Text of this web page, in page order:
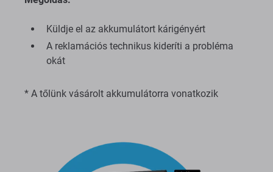
Küldje el az akkumulátort kárigényért
A reklamációs technikus kideríti a probléma
okát
* A tőlünk vásárolt akkumulátorra vonatkozik